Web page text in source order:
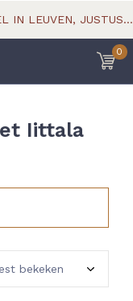
0
JUSTUS LIPSIUSSTRAAT 18
Iittala